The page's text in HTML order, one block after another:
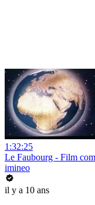
1:32:25
Le Faubourg - Film
imineo
il y a 10 ans